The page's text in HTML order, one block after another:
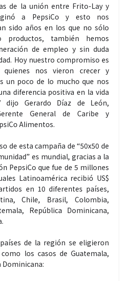
de la unión entre Frito-Lay y
a PepsiCo y esto nos
sido años en los que no sólo
productos, también hemos
de empleo y sin duda
Hoy nuestro compromiso es
quienes nos vieron crecer y
un poco de lo mucho que nos
diferencia positiva en la vida
dijo Gerardo Díaz de León,
General de Caribe y
Alimentos.
de esta campaña de “50x50 de
es mundial, gracias a la
PepsiCo que fue de 5 millones
Latinoamérica recibió US$
en 10 diferentes países,
Chile, Brasil, Colombia,
República Dominicana,
de la región se eligieron
los casos de Guatemala,
Dominicana: